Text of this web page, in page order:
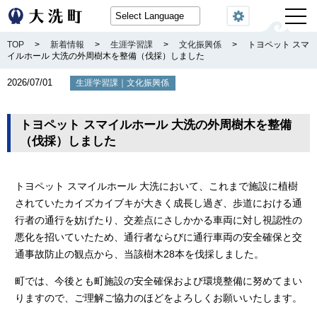
閲覧機能
TOP > 新着情報 > 生涯学習課 > 文化振興係 >
トヨペット スマ
イルホール 大洗の外周樹木を整備（伐採）しました
2026/07/01 生涯学習課 ｜文化振興係
トヨペット スマイルホール 大洗の外周樹木を整備
（伐採）しました
トヨペット スマイルホール 大洗において、これまで施設に植樹
されていたカイズカイブキが大きく成長し過ぎ、歩道における通
行者の通行を妨げたり、交差点にさしかかる車両に対し視認性の
悪化を招いていたため、通行者ならびに通行車両の安全確保と交
通事故防止の観点から、当該樹木28本を伐採しました。
町では、今後とも町施設の安全確保および環境整備に努めてまい
りますので、ご理解ご協力のほどをよろしくお願いいたします。